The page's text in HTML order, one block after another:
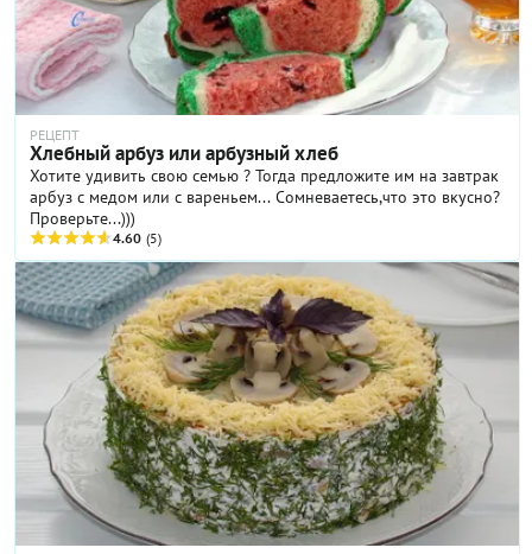
РЕЦЕПТ
Хлебный арбуз или арбузный хлеб
Хотите удивить свою семью ? Тогда предложите им на завтрак
арбуз с медом или с вареньем... Сомневаетесь,что это вкусно?
Проверьте...)))
4.60 (5)